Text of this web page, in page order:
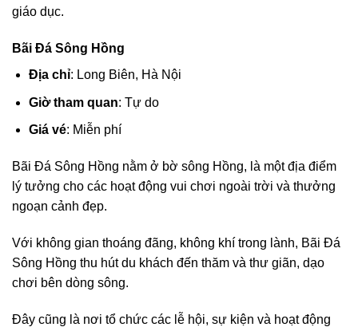
giáo dục.
Bãi Đá Sông Hồng
Địa chỉ: Long Biên, Hà Nội
Giờ tham quan: Tự do
Giá vé: Miễn phí
Bãi Đá Sông Hồng nằm ở bờ sông Hồng, là một địa điểm
lý tưởng cho các hoạt động vui chơi ngoài trời và thưởng
ngoạn cảnh đẹp.
Với không gian thoáng đãng, không khí trong lành, Bãi Đá
Sông Hồng thu hút du khách đến thăm và thư giãn, dạo
chơi bên dòng sông.
Đây cũng là nơi tổ chức các lễ hội, sự kiện và hoạt động